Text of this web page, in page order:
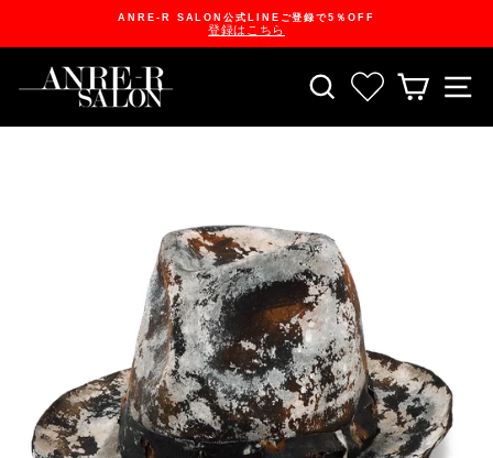
ANRE-R SALON公式LINEご登録で5％OFF
登録はこちら
SEARCHお気に入り一
CART